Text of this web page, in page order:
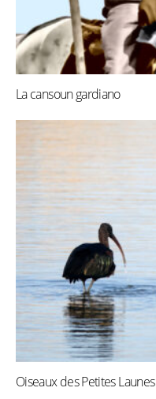
La cansoun gardiano
Oiseaux des Petites Launes